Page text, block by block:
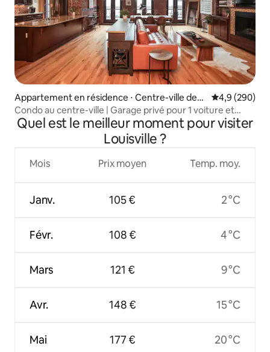
Appartement en résidence ⋅ Centre-ville des
affaires
Évaluation
4,9 (290)
Condo au centre-ville | Garage privé pour 1 voiture et
balcon
Quel est le meilleur moment pour visiter
Louisville ?
Mois
Janv.
Févr.
Mars
Avr.
Mai
Prix moyen
105 €
108 €
121 €
148 €
177 €
Temp. moy.
2 °C
4 °C
9 °C
15 °C
20 °C